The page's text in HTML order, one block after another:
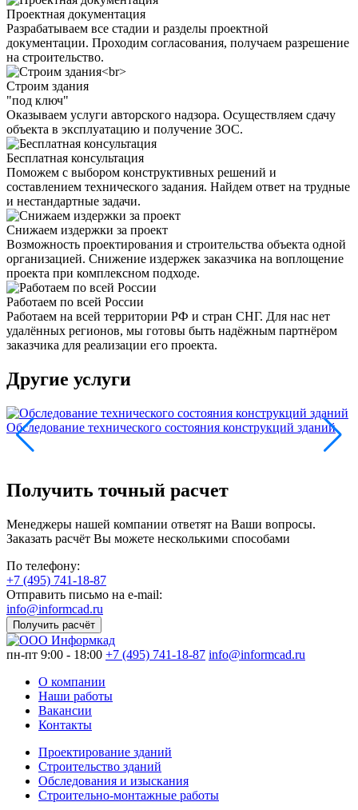
Проектная документация
Разрабатываем все стадии и разделы проектной
документации. Проходим согласования, получаем разрешение
на строительство.
Строим здания
"под ключ"
Оказываем услуги авторского надзора. Осуществляем сдачу
объекта в эксплуатацию и получение ЗОС.
Бесплатная консультация
Поможем с выбором конструктивных решений и
составлением технического задания. Найдем ответ на трудные
и нестандартные задачи.
Снижаем издержки за проект
Возможность проектирования и строительства объекта одной
организацией. Снижение издержек заказчика на воплощение
проекта при комплексном подходе.
Работаем по всей России
Работаем на всей территории РФ и стран СНГ. Для нас нет
удалённых регионов, мы готовы быть надёжным партнёром
заказчика для реализации его проекта.
Другие услуги
Обследование технического состояния конструкций зданий
Получить точный расчет
Менеджеры нашей компании ответят на Ваши вопросы.
Заказать расчёт Вы можете несколькими способами
По телефону:
+7 (495) 741-18-87
Отправить письмо на e-mail:
info@informcad.ru
Получить расчёт
пн-пт 9:00 - 18:00 +7 (495) 741-18-87 info@informcad.ru
О компании
Наши работы
Вакансии
Контакты
Проектирование зданий
Строительство зданий
Обследования и изыскания
Строительно-монтажные работы